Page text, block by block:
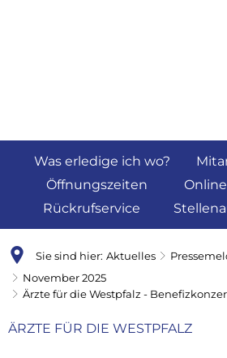
Was erledige ich wo?
Öffnungszeiten
Rückrufservice
Sie sind hier: Aktuelles
November 2025
Ärzte für die Westpfalz - Benefizkonzert
ÄRZTE FÜR DIE WESTPFALZ